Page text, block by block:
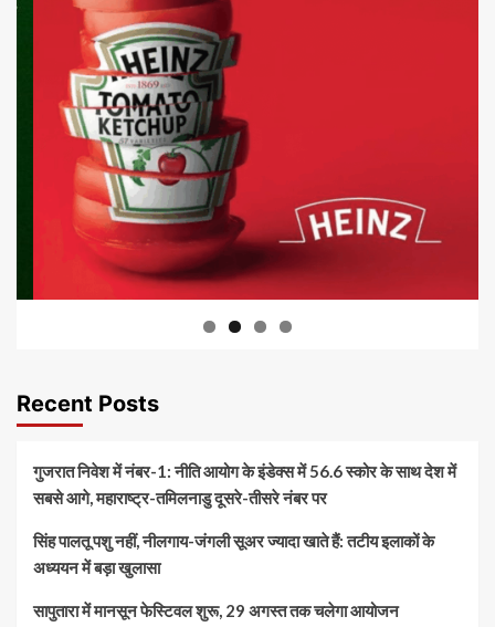
Recent Posts
गुजरात निवेश में नंबर-1: नीति आयोग के इंडेक्स में 56.6 स्कोर के साथ देश में
सबसे आगे, महाराष्ट्र-तमिलनाडु दूसरे-तीसरे नंबर पर
सिंह पालतू पशु नहीं, नीलगाय-जंगली सूअर ज्यादा खाते हैं: तटीय इलाकों के
अध्ययन में बड़ा खुलासा
सापुतारा में मानसून फेस्टिवल शुरू, 29 अगस्त तक चलेगा आयोजन